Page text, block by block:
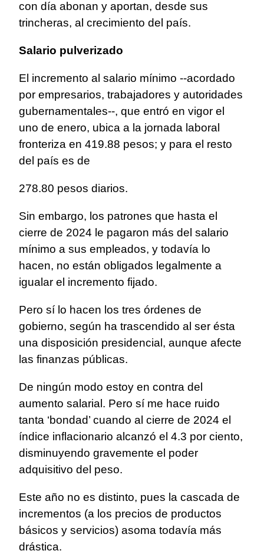
con día abonan y aportan, desde sus
trincheras, al crecimiento del país.
Salario pulverizado
El incremento al salario mínimo --acordado
por empresarios, trabajadores y autoridades
gubernamentales--, que entró en vigor el
uno de enero, ubica a la jornada laboral
fronteriza en 419.88 pesos; y para el resto
del país es de
278.80 pesos diarios.
Sin embargo, los patrones que hasta el
cierre de 2024 le pagaron más del salario
mínimo a sus empleados, y todavía lo
hacen, no están obligados legalmente a
igualar el incremento fijado.
Pero sí lo hacen los tres órdenes de
gobierno, según ha trascendido al ser ésta
una disposición presidencial, aunque afecte
las finanzas públicas.
De ningún modo estoy en contra del
aumento salarial. Pero sí me hace ruido
tanta ‘bondad’ cuando al cierre de 2024 el
índice inflacionario alcanzó el 4.3 por ciento,
disminuyendo gravemente el poder
adquisitivo del peso.
Este año no es distinto, pues la cascada de
incrementos (a los precios de productos
básicos y servicios) asoma todavía más
drástica.